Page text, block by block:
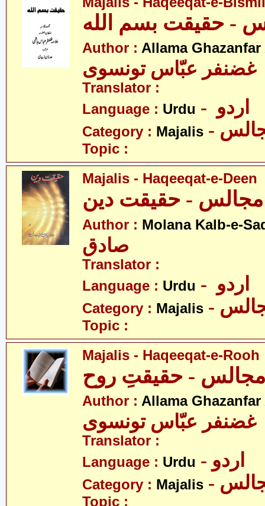
Author : Allama
غضنفر عبّاس تونسوی
Translator :
Language : Urdu
Category : Majalis
Topic :
Majalis - Haqeeqat-e-Deen
Author : Molana Kalb-e-
صادق
Translator :
Language : Urdu
Category : Majalis
Topic :
Majalis - Haqeeqat-e-Rooh
مجالس - حقیقتِ روح
Author : Allama
غضنفر عبّاس تونسوی
Translator :
Language : Urdu - اردو
Category : Majalis
Topic :